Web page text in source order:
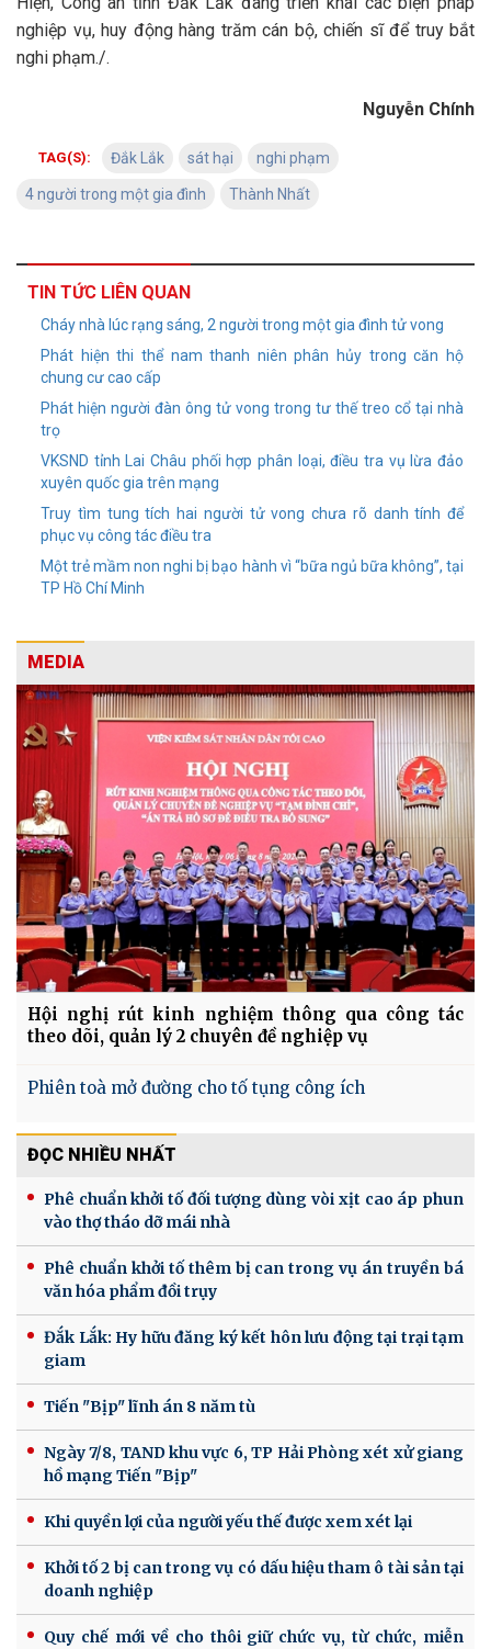
nghiệp vụ, huy động hàng trăm cán bộ, chiến sĩ để truy bắt
nghi phạm./.
Nguyễn Chính
TAG(S): Đắk Lắk sát hại nghi phạm
4 người trong một gia đình Thành Nhất
TIN TỨC LIÊN QUAN
Cháy nhà lúc rạng sáng, 2 người trong một gia đình tử vong
Phát hiện thi thể nam thanh niên phân hủy trong căn hộ
chung cư cao cấp
Phát hiện người đàn ông tử vong trong tư thế treo cổ tại nhà
trọ
VKSND tỉnh Lai Châu phối hợp phân loại, điều tra vụ lừa đảo
xuyên quốc gia trên mạng
Truy tìm tung tích hai người tử vong chưa rõ danh tính để
phục vụ công tác điều tra
Một trẻ mầm non nghi bị bạo hành vì “bữa ngủ bữa không”, tại
TP Hồ Chí Minh
MEDIA
Hội nghị rút kinh nghiệm thông qua công tác
theo dõi, quản lý 2 chuyên đề nghiệp vụ
Phiên toà mở đường cho tố tụng công ích
ĐỌC NHIỀU NHẤT
Phê chuẩn khởi tố đối tượng dùng vòi xịt cao áp phun
vào thợ tháo dỡ mái nhà
Phê chuẩn khởi tố thêm bị can trong vụ án truyền bá
văn hóa phẩm đồi trụy
Đắk Lắk: Hy hữu đăng ký kết hôn lưu động tại trại tạm
giam
Tiến "Bịp" lĩnh án 8 năm tù
Ngày 7/8, TAND khu vực 6, TP Hải Phòng xét xử giang
hồ mạng Tiến "Bịp"
Khi quyền lợi của người yếu thế được xem xét lại
Khởi tố 2 bị can trong vụ có dấu hiệu tham ô tài sản tại
doanh nghiệp
Quy chế mới về cho thôi giữ chức vụ, từ chức, miễn